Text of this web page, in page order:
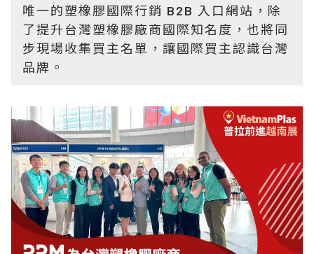
唯一的塑橡膠國際行銷 B2B 入口網站，除
了提升台灣塑橡膠廠商國際知名度，也將同
步現場收集買主名單，讓國際買主認識台灣
品牌。